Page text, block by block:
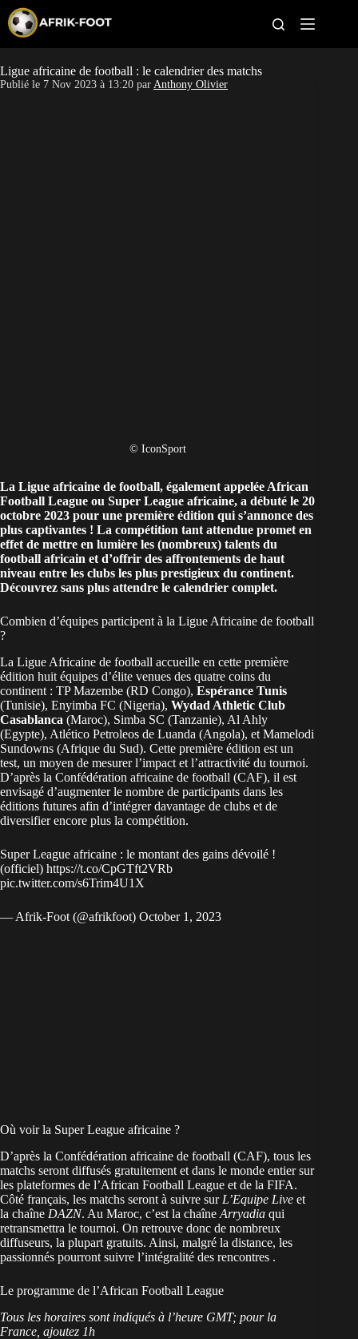
p
t
o
c
CAN féminine
Ligue africaine de football : le calendrier des matchs
Publié le 7 Nov 2023 à 13:20 par Anthony Olivier
© IconSport
La Ligue africaine de football, également appelée African
Football League ou Super League africaine, a débuté le 20
octobre 2023 pour une première édition qui s’annonce des
plus captivantes ! La compétition tant attendue promet en
effet de mettre en lumière les (nombreux) talents du
football africain et d’offrir des affrontements de haut
niveau entre les clubs les plus prestigieux du continent.
Découvrez sans plus attendre le calendrier complet.
Combien d’équipes participent à la Ligue Africaine de football
?
La Ligue Africaine de football accueille en cette première
édition huit équipes d’élite venues des quatre coins du
continent : TP Mazembe (RD Congo), Espérance Tunis
(Tunisie), Enyimba FC (Nigeria), Wydad Athletic Club
Casablanca (Maroc), Simba SC (Tanzanie), Al Ahly
(Egypte), Atlético Petroleos de Luanda (Angola), et Mamelodi
Sundowns (Afrique du Sud). Cette première édition est un
test, un moyen de mesurer l’impact et l’attractivité du tournoi.
D’après la Confédération africaine de football (CAF), il est
envisagé d’augmenter le nombre de participants dans les
éditions futures afin d’intégrer davantage de clubs et de
diversifier encore plus la compétition.
Super League africaine : le montant des gains dévoilé !
(officiel) https://t.co/CpGTft2VRb
pic.twitter.com/s6Trim4U1X
— Afrik-Foot (@afrikfoot) October 1, 2023
Où voir la Super League africaine ?
D’après la Confédération africaine de football (CAF), tous les
matchs seront diffusés gratuitement et dans le monde entier sur
les plateformes de l’African Football League et de la FIFA.
Côté français, les matchs seront à suivre sur L’Equipe Live et
la chaîne DAZN. Au Maroc, c’est la chaîne Arryadia qui
retransmettra le tournoi. On retrouve donc de nombreux
diffuseurs, la plupart gratuits. Ainsi, malgré la distance, les
passionnés pourront suivre l’intégralité des rencontres .
Le programme de l’African Football League
Tous les horaires sont indiqués à l’heure GMT; pour la
France, ajoutez 1h